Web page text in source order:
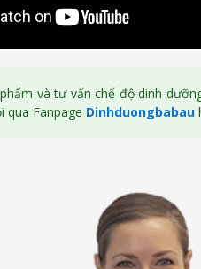
và tư vấn chế độ dinh
qua Fanpage Dinhduongbabau